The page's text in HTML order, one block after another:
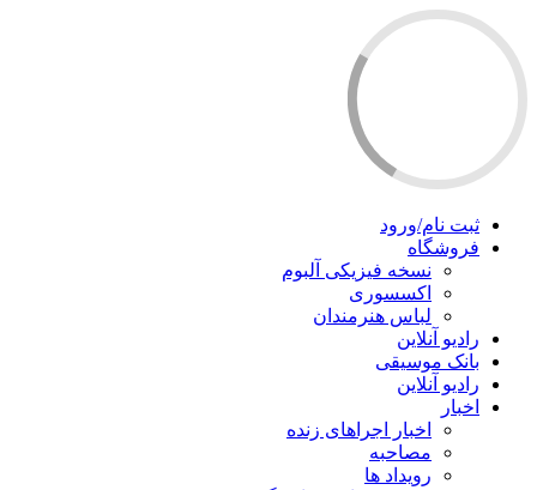
ثبت نام/ورود
فروشگاه
نسخه فیزیکی آلبوم
اکسسوری
لباس هنرمندان
رادیو آنلاین
بانک موسیقی
رادیو آنلاین
اخبار
اخبار اجراهای زنده
مصاحبه
رویداد ها